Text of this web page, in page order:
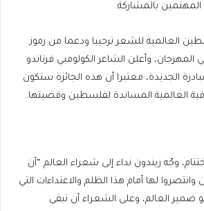
بالمشاركة.
العالمية للشعر ترحيبا ودعما من رموز
وأعلن الشاعر الكولومبي فرناندو
الجديدة، معتبرا أن هذه الجائزة ستكون
العالمية المساندة لفلسطين وقضيتها.
وجّه ريندون نداء إلى شعراء العالم “أن
لها أمام هذا الظلم والاعتداءات التي
العالم، وعلى الشعراء أن تبقى